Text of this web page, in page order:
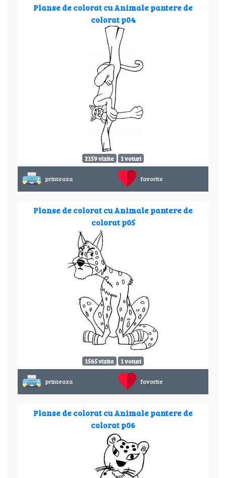
Planse de colorat cu Animale pantere de
colorat p04
2159 vizite 1 voturi
printeaza favorite
Planse de colorat cu Animale pantere de
colorat p05
1565 vizite 1 voturi
printeaza favorite
Planse de colorat cu Animale pantere de
colorat p06